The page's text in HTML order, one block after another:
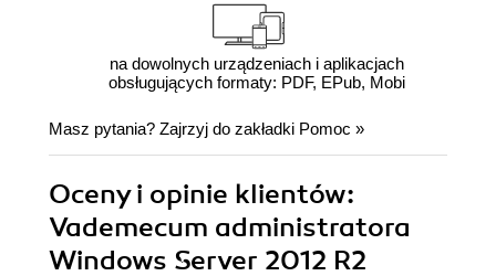
na dowolnych urządzeniach i aplikacjach
obsługujących formaty: PDF, EPub, Mobi
Masz pytania? Zajrzyj do zakładki Pomoc »
Oceny i opinie klientów:
Vademecum administratora
Windows Server 2012 R2